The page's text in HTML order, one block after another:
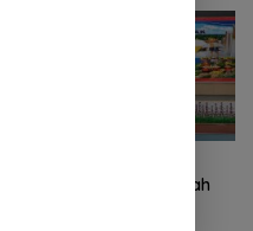
Nasional 2026 di Sejumlah